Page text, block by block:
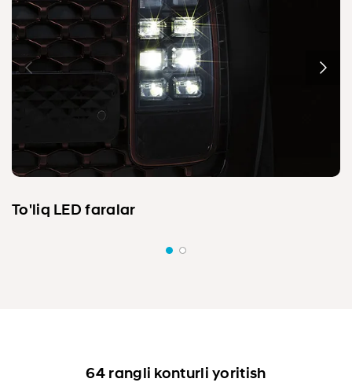
To'liq LED faralar
64 rangli konturli yoritish